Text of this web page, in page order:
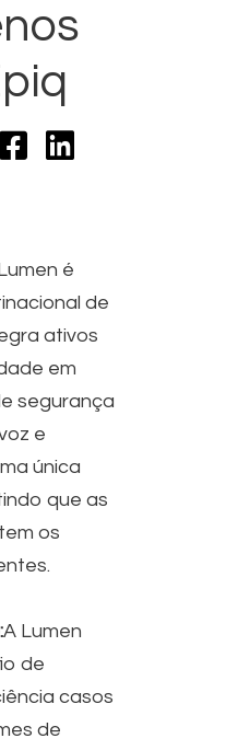
é
de
ativos
em
segurança
e
única
que as
os
A Lumen
de
casos
de